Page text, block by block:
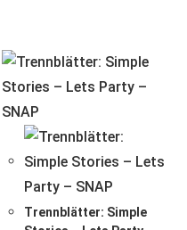
Trennblätter: Simple